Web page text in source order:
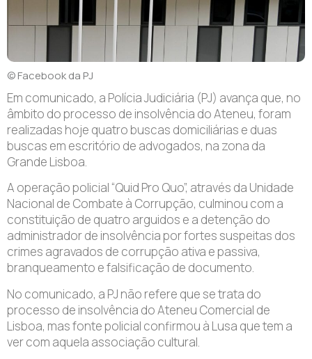
© Facebook da PJ
Em comunicado, a Polícia Judiciária (PJ) avança que, no
âmbito do processo de insolvência do Ateneu, foram
realizadas hoje quatro buscas domiciliárias e duas
buscas em escritório de advogados, na zona da
Grande Lisboa.
A operação policial “Quid Pro Quo”, através da Unidade
Nacional de Combate à Corrupção, culminou com a
constituição de quatro arguidos e a detenção do
administrador de insolvência por fortes suspeitas dos
crimes agravados de corrupção ativa e passiva,
branqueamento e falsificação de documento.
No comunicado, a PJ não refere que se trata do
processo de insolvência do Ateneu Comercial de
Lisboa, mas fonte policial confirmou à Lusa que tem a
ver com aquela associação cultural.